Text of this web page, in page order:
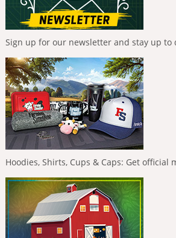
Sign up for our newsletter and stay up to
Hoodies, Shirts, Cups & Caps: Get official